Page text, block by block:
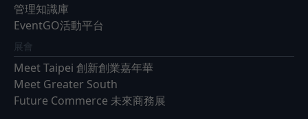
管理知識庫
EventGO活動平台
展會
Meet Taipei 創新創業嘉年華
Meet Greater South
Future Commerce 未來商務展